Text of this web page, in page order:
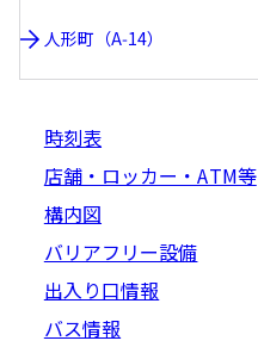
人形町（A-14）
時刻表
店舗・ロッカー・ATM等
構内図
バリアフリー設備
出入り口情報
バス情報